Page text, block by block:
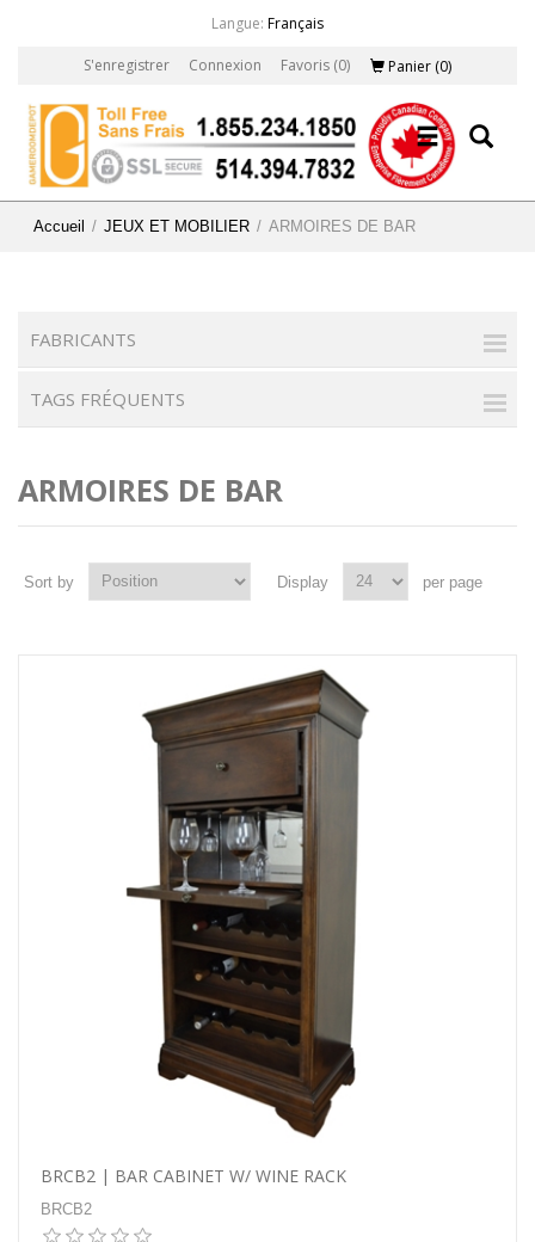
Langue: Français
S'enregistrer Connexion Favoris (0) Panier (0)
Accueil / JEUX ET MOBILIER / ARMOIRES DE BAR
FABRICANTS
TAGS FRÉQUENTS
ARMOIRES DE BAR
Sort by Display per page
BRCB2 | BAR CABINET W/ WINE RACK
BRCB2